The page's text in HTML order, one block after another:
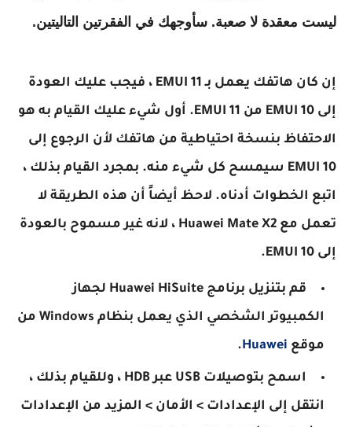
ليست معقدة لا صعبة. سأوجهك في الفقرتين التاليتين.
إن كان هاتفك يعمل بـ EMUI 11 ، فيجب عليك العودة
إلى EMUI 10 من EMUI 11. أول شيء عليك القيام به هو
الاحتفاظ بنسخة احتياطية من هاتفك لأن الرجوع إلى
EMUI 10 سيمسح كل شيء منه. بمجرد القيام بذلك ،
اتبع الخطوات أدناه. لاحظ أيضاً أن هذه الطريقة لا
تعمل مع Huawei Mate X2 ، لانه غير مسموح بالعودة
إلى EMUI 10.
قم بتنزيل برنامج Huawei HiSuite لجهاز
الكمبيوتر الشخصي الذي يعمل بنظام Windows من
موقع Huawei
.
اسمح بتوصيلات USB عبر HDB ، وللقيام بذلك ،
انتقل إلى الإعدادات > الأمان > المزيد من الإعدادات